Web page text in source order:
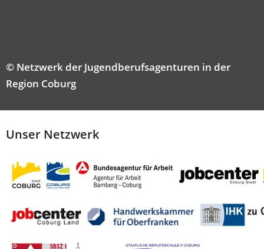
© Netzwerk der Jugendberufsagenturen in der
Region Coburg
Unser Netzwerk